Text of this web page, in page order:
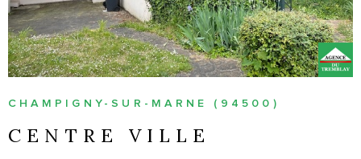
CHAMPIGNY-SUR-MARNE (94500)
CENTRE VILLE